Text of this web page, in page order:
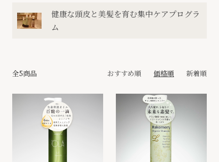
健康な頭皮と美髪を育む集中ケアプログラ
ム
全5商品 おすすめ順 価格順 新着順